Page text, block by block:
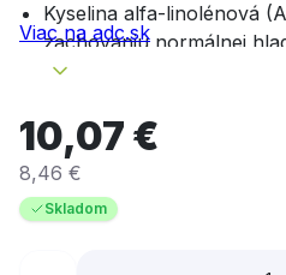
Kyselina alfa-linolénová
zachovaniu normálnej
Priaznivý účinok sa
Tiamín prispieva k
správnej látkovej
energie.
Viac na adc.sk
10,07 €
8,46 €
Skladom